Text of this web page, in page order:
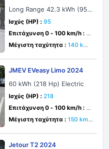
Long Range 42.3 kWh (95
Hp) Electric
Ισχύς (HP) : 95
Επιτάχυνση 0 - 100 km/h : δε
υτ.
Μέγιστη ταχύτητα : 140 km/
JMEV EVeasy Limo 2024
60 kWh (218 Hp) Electric
Ισχύς (HP) : 218
Επιτάχυνση 0 - 100 km/h : 9.
6 δευτ.
Μέγιστη ταχύτητα : 150 km/
Jetour T2 2024